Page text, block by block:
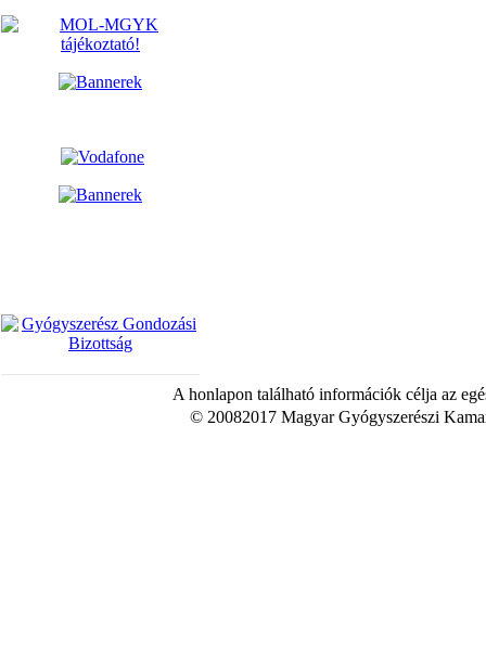
A honlapon található információk célja az
© 20082017 Magyar Gyógyszerészi